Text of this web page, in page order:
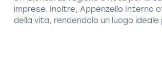
imprese. Inoltre, Appenzello Interno
della vita, rendendolo un luogo